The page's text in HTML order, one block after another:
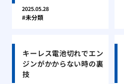
2025.05.28
未分類
キーレス電池切れでエン
ジンがかからない時の裏
技